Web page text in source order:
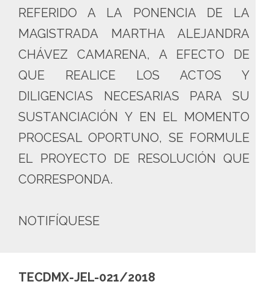
REFERIDO A LA PONENCIA DE LA
MAGISTRADA MARTHA ALEJANDRA
CHÁVEZ CAMARENA, A EFECTO DE
QUE REALICE LOS ACTOS Y
DILIGENCIAS NECESARIAS PARA SU
SUSTANCIACIÓN Y EN EL MOMENTO
PROCESAL OPORTUNO, SE FORMULE
EL PROYECTO DE RESOLUCIÓN QUE
CORRESPONDA.
NOTIFÍQUESE
TECDMX-JEL-021/2018